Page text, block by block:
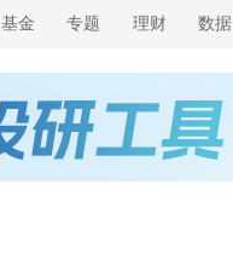
基金 专题 理财 数据